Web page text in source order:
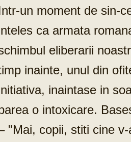
un moment de sin-
ca armata
eliberarii
inainte, unul din
inaintase in
o intoxicare.
"Mai, copii, stiti cine